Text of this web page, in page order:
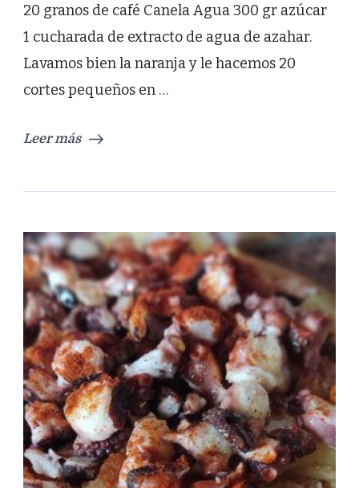
20 granos de café Canela Agua 300 gr azúcar
1 cucharada de extracto de agua de azahar.
Lavamos bien la naranja y le hacemos 20
cortes pequeños en …
Leer más